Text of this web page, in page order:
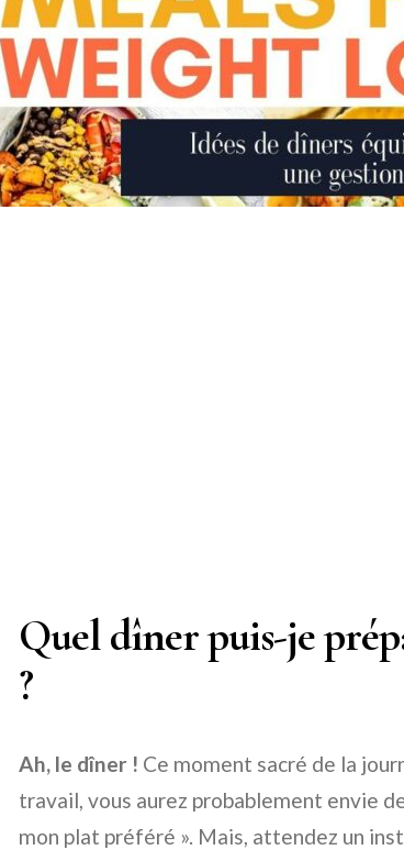
Quel dîner puis-je
?
Ah, le dîner ! Ce moment sacré de la
travail, vous aurez probablement envie
mon plat préféré ». Mais, attendez un